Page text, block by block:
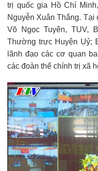
trị quốc gia Hồ Chí
Nguyễn Xuân Thắng. Tại
Võ Ngọc Tuyên, TUV,
Thường trực Huyện Uỷ;
lãnh đạo các cơ quan
các đoàn thể chính trị xã